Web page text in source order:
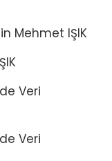
Mehmet IŞIK
Veri
Veri